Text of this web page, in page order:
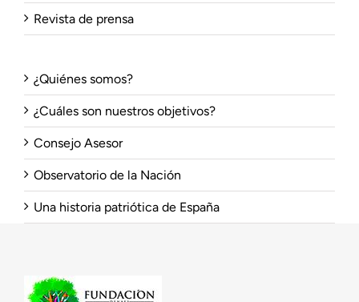
Revista de prensa
¿Quiénes somos?
¿Cuáles son nuestros objetivos?
Consejo Asesor
Observatorio de la Nación
Una historia patriótica de España